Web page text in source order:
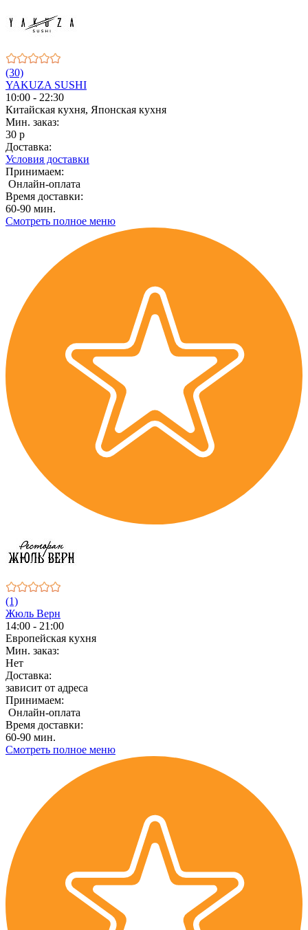
(30)
YAKUZA SUSHI
10:00 - 22:30
Китайская кухня, Японская кухня
Мин. заказ:
30 р
Доставка:
Условия доставки
Принимаем:
Онлайн-оплата
Время доставки:
60-90 мин.
Смотреть полное меню
(1)
Жюль Верн
14:00 - 21:00
Европейская кухня
Мин. заказ:
Нет
Доставка:
зависит от адреса
Принимаем:
Онлайн-оплата
Время доставки:
60-90 мин.
Смотреть полное меню